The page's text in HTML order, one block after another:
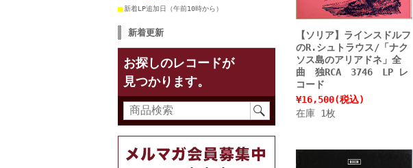
【ソリア】ラインスドルフ
のR.シュトラウス/「ナク
ソス島のアリアドネ」全
曲 独RCA 3746 LP レ
コード
¥16,500(税込)
在庫 1枚
■新着LP追加日（午前10時から）
新着更新
お探しのレコードが
見つかります。